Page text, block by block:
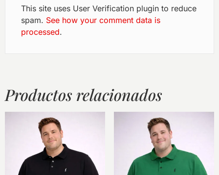
This site uses User Verification plugin to reduce
spam. See how your comment data is
processed.
Productos relacionados